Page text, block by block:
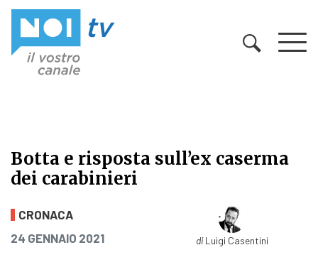
Botta e risposta sull’ex caserma
dei carabinieri
Botta e risposta sull’ex caserma
CRONACA
PUBBLICATO IL
24 GENNAIO 2021 diLuigi Casentini